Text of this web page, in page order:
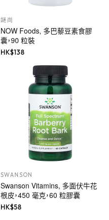
謎尚
NOW Foods, 多巴藜豆素食膠
囊，90 粒裝
HK$138
SWANSON
Swanson Vitamins, 多面伏牛花
根皮，450 毫克，60 粒膠囊
HK$58